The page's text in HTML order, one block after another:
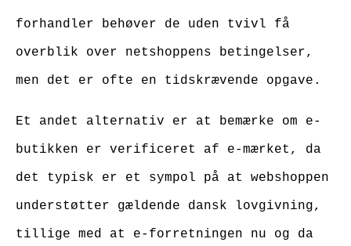
forhandler behøver de uden tvivl få
overblik over netshoppens betingelser,
men det er ofte en tidskrævende opgave.
Et andet alternativ er at bemærke om e-
butikken er verificeret af e-mærket, da
det typisk er et sympol på at webshoppen
understøtter gældende dansk lovgivning,
tillige med at e-forretningen nu og da